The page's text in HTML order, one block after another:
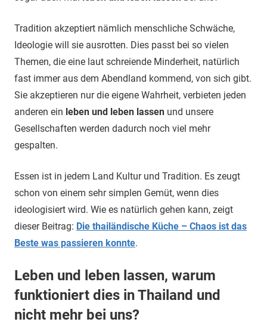
Tradition akzeptiert nämlich menschliche Schwäche,
Ideologie will sie ausrotten. Dies passt bei so vielen
Themen, die eine laut schreiende Minderheit, natürlich
fast immer aus dem Abendland kommend, von sich gibt.
Sie akzeptieren nur die eigene Wahrheit, verbieten jeden
anderen ein leben und leben lassen und unsere
Gesellschaften werden dadurch noch viel mehr
gespalten.
Essen ist in jedem Land Kultur und Tradition. Es zeugt
schon von einem sehr simplen Gemüt, wenn dies
ideologisiert wird. Wie es natürlich gehen kann, zeigt
dieser Beitrag: Die thailändische Küche – Chaos ist das
Beste was passieren konnte.
Leben und leben lassen, warum
funktioniert dies in Thailand und
nicht mehr bei uns?